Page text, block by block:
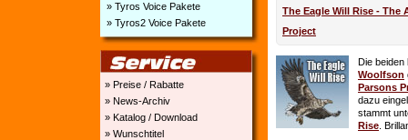
» Tyros Voice Pakete
» Tyros2 Voice Pakete
» Preise / Rabatte
» News-Archiv
» Katalog / Download
» Wunschtitel
The Eagle Will Rise - The
Project
Die beiden
Woolfson
Parsons
dazu
stammt
Rise .